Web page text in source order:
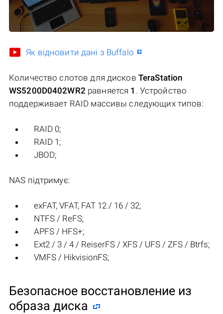
Як відновити дані з Buffalo
Количество слотов для дисков TeraStation
WS5200D0402WR2 равняется 1 . Устройство
поддерживает RAID массивы следующих типов:
RAID 0;
RAID 1;
JBOD;
NAS підтримує:
exFAT, VFAT, FAT 12 / 16 / 32;
NTFS / ReFS;
APFS / HFS+;
Ext2 / 3 / 4 / ReiserFS / XFS / UFS / ZFS / Btrfs;
VMFS / HikvisionFS;
Безопасное восстановление из
образа диска